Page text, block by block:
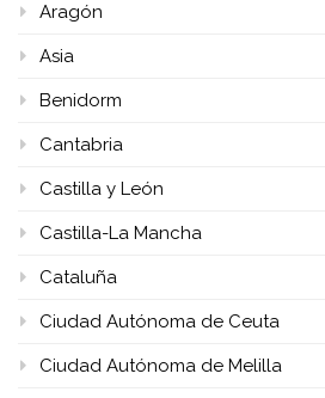
Aragón
Asia
Benidorm
Cantabria
Castilla y León
Castilla-La Mancha
Cataluña
Ciudad Autónoma de Ceuta
Ciudad Autónoma de Melilla